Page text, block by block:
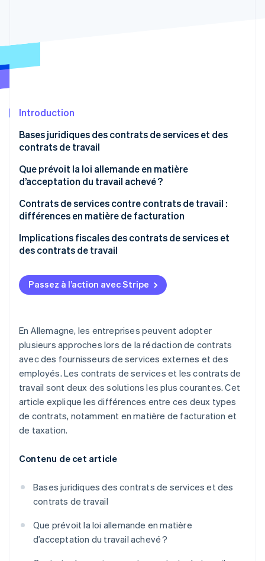
Constitution de start-up
Identity
Découvrez comment Stripe construit l’infrastructure
Regarder la vidéo
Introduction
Bases juridiques des contrats de services et des
contrats de travail
Contrats de services
Contrats de travail
Que prévoit la loi allemande en matière
d’acceptation du travail achevé ?
Contrats de services contre contrats de travail :
différences en matière de facturation
Implications fiscales des contrats de services et
des contrats de travail
Taxe sur la valeur ajoutée (TVA)
Numéro de sécurité sociale
Passez à l’action avec Stripe
En Allemagne, les entreprises peuvent adopter
plusieurs approches lors de la rédaction de contrats
avec des fournisseurs de services externes et des
employés. Les contrats de services et les contrats de
travail sont deux des solutions les plus courantes. Cet
article explique les différences entre ces deux types
de contrats, notamment en matière de facturation et
de taxation.
Contenu de cet article
Bases juridiques des contrats de services et des
contrats de travail
Que prévoit la loi allemande en matière
d’acceptation du travail achevé ?